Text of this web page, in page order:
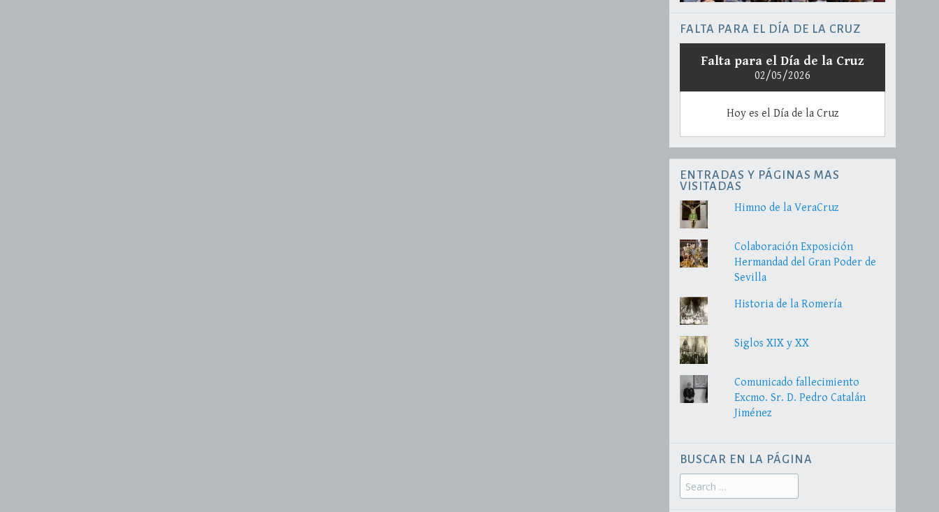
FALTA PARA EL DÍA DE LA CRUZ
Falta para el Día de la Cruz
02/05/2026
Hoy es el Día de la Cruz
ENTRADAS Y PÁGINAS MAS
VISITADAS
Himno de la VeraCruz
Colaboración Exposición
Hermandad del Gran Poder de
Sevilla
Historia de la Romería
Siglos XIX y XX
Comunicado fallecimiento
Excmo. Sr. D. Pedro Catalán
Jiménez
BUSCAR EN LA PÁGINA
Search
for: